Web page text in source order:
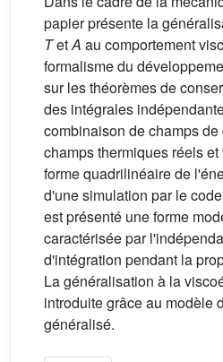
papier présente la
TetA au comportement
formalisme du
sur les théorèmes de
des intégrales
combinaison de champs
champs thermiques réels
forme quadrilinéaire de
d'une simulation par le
est présenté une forme
caractérisée par
d'intégration pendant la
La généralisation à la
introduite grâce au modèle
généralisé.